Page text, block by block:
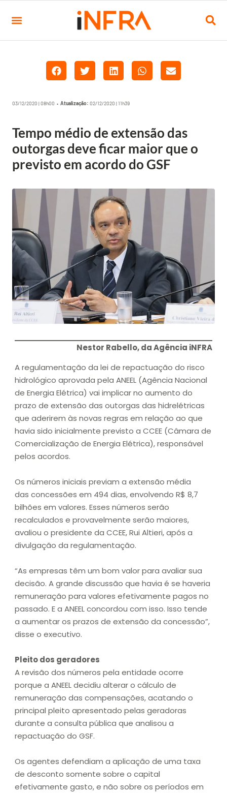
03/12/2020 | 08h00 • Atualização: 02/12/2020 | 11h39
Tempo médio de extensão das
outorgas deve ficar maior que o
previsto em acordo do GSF
Nestor Rabello, da Agência iNFRA
A regulamentação da lei de repactuação do risco
hidrológico aprovada pela ANEEL (Agência Nacional
de Energia Elétrica) vai implicar no aumento do
prazo de extensão das outorgas das hidrelétricas
que aderirem às novas regras em relação ao que
havia sido inicialmente previsto a CCEE (Câmara de
Comercialização de Energia Elétrica), responsável
pelos acordos.
Os números iniciais previam a extensão média
das concessões em 494 dias, envolvendo R$ 8,7
bilhões em valores. Esses números serão
recalculados e provavelmente serão maiores,
avaliou o presidente da CCEE, Rui Altieri, após a
divulgação da regulamentação.
“As empresas têm um bom valor para avaliar sua
decisão. A grande discussão que havia é se haveria
remuneração para valores efetivamente pagos no
passado. E a ANEEL concordou com isso. Isso tende
a aumentar os prazos de extensão da concessão”,
disse o executivo.
Pleito dos geradores
A revisão dos números pela entidade ocorre
porque a ANEEL decidiu alterar o cálculo de
remuneração das compensações, acatando o
principal pleito apresentado pelas geradoras
durante a consulta pública que analisou a
repactuação do GSF.
Os agentes defendiam a aplicação de uma taxa
de desconto somente sobre o capital
efetivamente gasto, e não sobre os períodos em